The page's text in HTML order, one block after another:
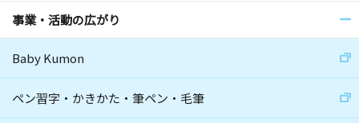
事業・活動の広がり
Baby Kumon
ペン習字・かきかた・筆ペン・毛筆